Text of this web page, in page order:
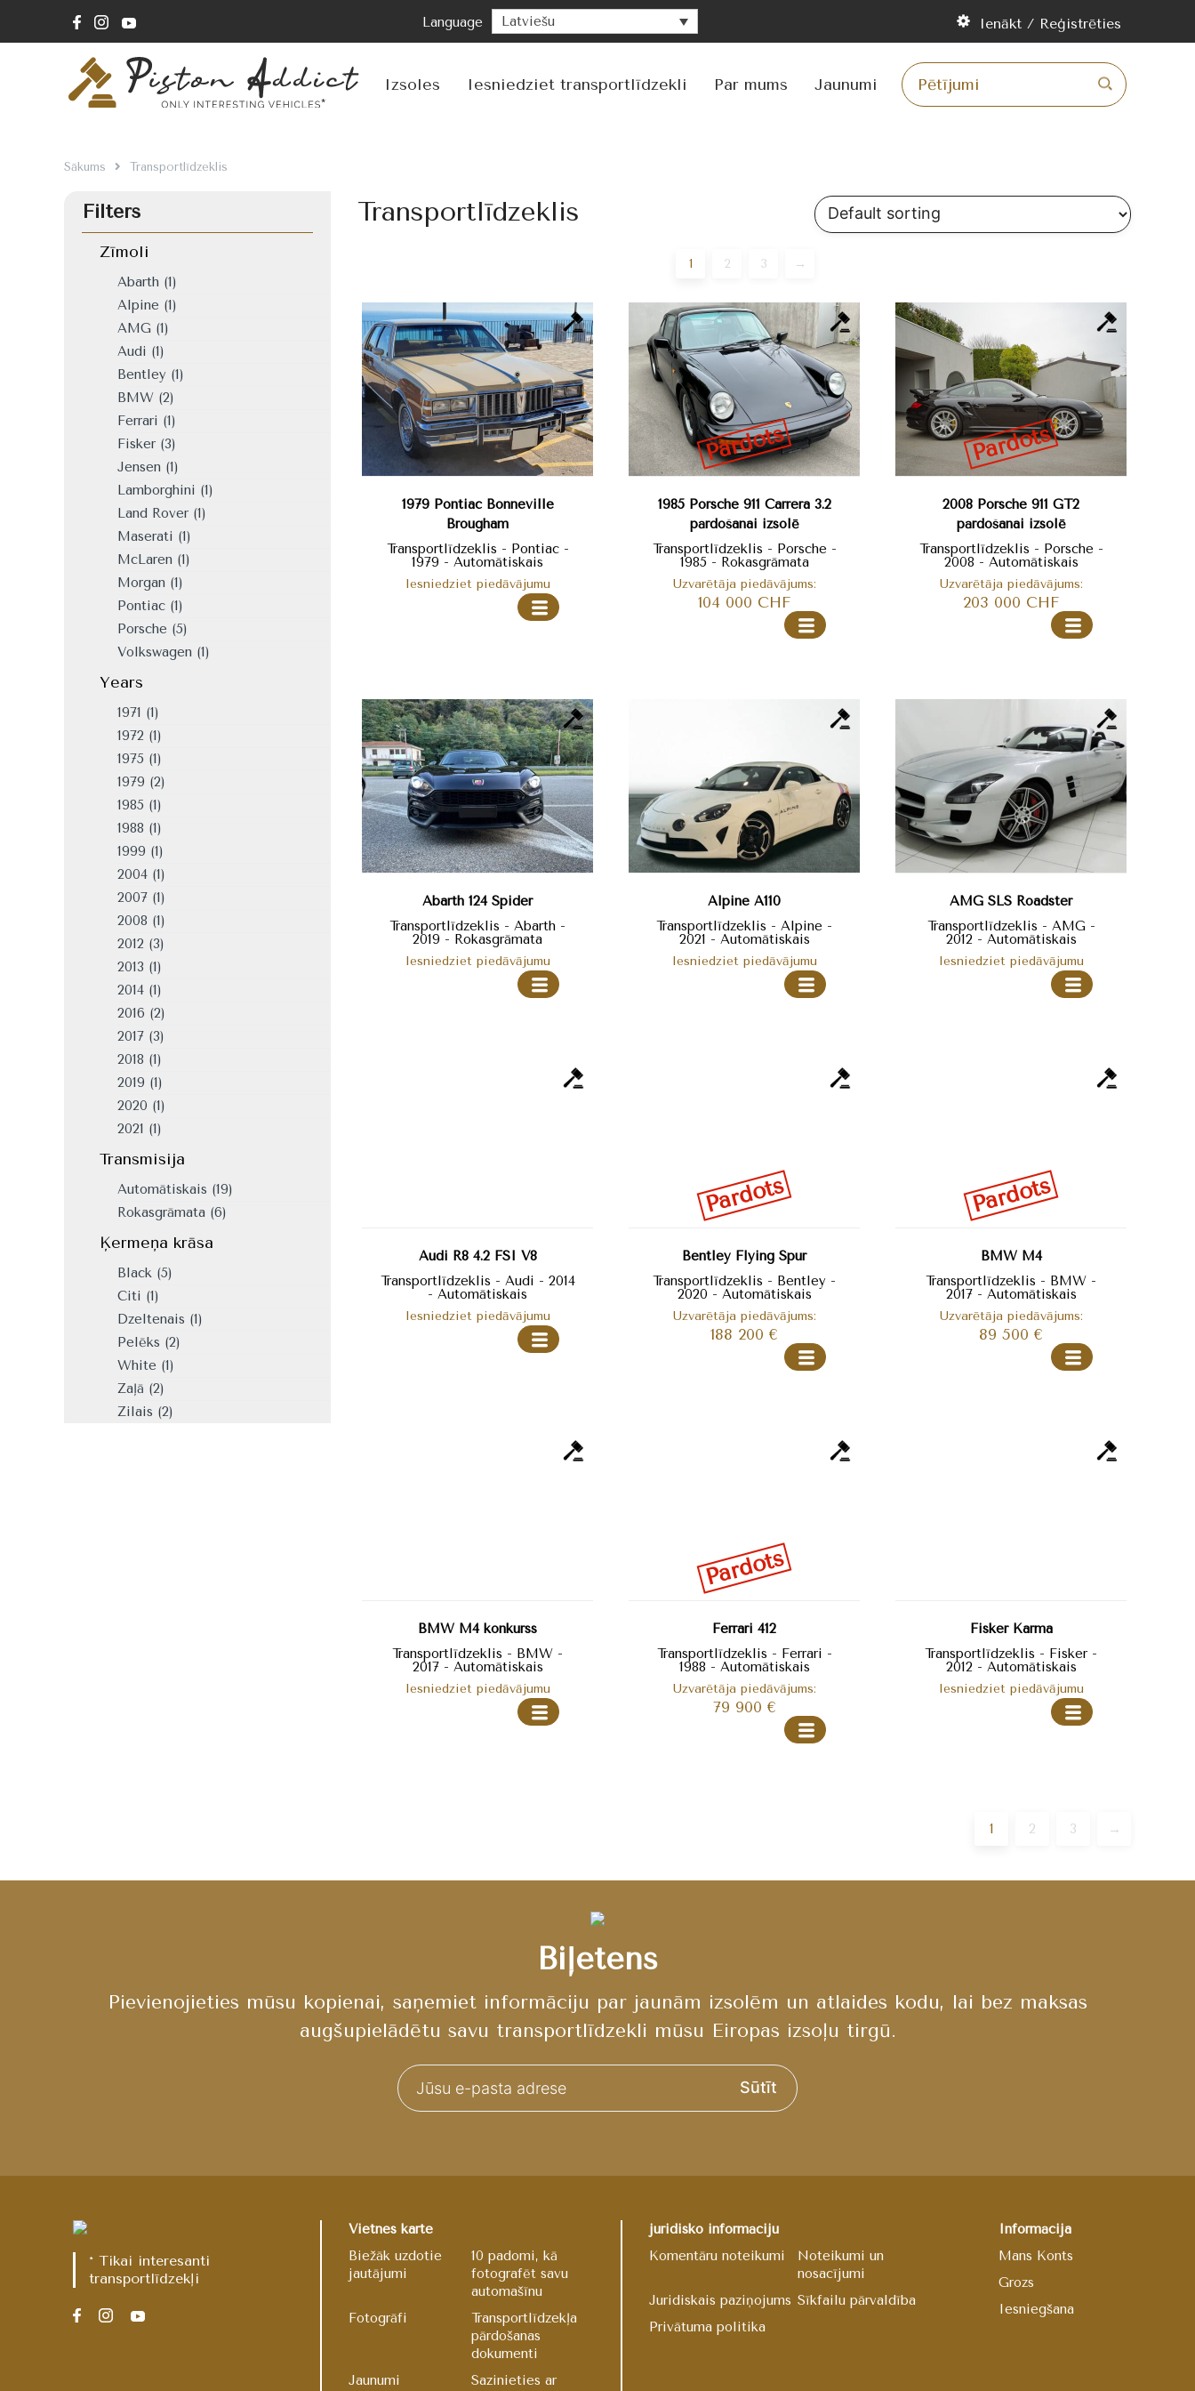
Language Latviešu
uz
Ienākt / Reģistrēties
Izsoles Iesniedziet transportlīdzekli Par mums Jaunumi
Sākums Transportlīdzeklis
Transportlīdzeklis
1 2 3 →
1979 Pontiac Bonneville
Brougham
Transportlīdzeklis - Pontiac -
1979 - Automātiskais
Iesniedziet piedāvājumu
Pārdots
1985 Porsche 911 Carrera 3.2
pārdošanai izsolē
Transportlīdzeklis - Porsche -
1985 - Rokasgrāmata
Uzvarētāja piedāvājums:
104 000 CHF
Pārdots
2008 Porsche 911 GT2
pārdošanai izsolē
Transportlīdzeklis - Porsche -
2008 - Automātiskais
Uzvarētāja piedāvājums:
203 000 CHF
Abarth 124 Spider
Transportlīdzeklis - Abarth -
2019 - Rokasgrāmata
Iesniedziet piedāvājumu
Alpine A110
Transportlīdzeklis - Alpine -
2021 - Automātiskais
Iesniedziet piedāvājumu
AMG SLS Roadster
Transportlīdzeklis - AMG -
2012 - Automātiskais
Iesniedziet piedāvājumu
Audi R8 4.2 FSI V8
Transportlīdzeklis - Audi - 2014
- Automātiskais
Iesniedziet piedāvājumu
Pārdots
Bentley Flying Spur
Transportlīdzeklis - Bentley -
2020 - Automātiskais
Uzvarētāja piedāvājums:
188 200 €
Pārdots
BMW M4
Transportlīdzeklis - BMW -
2017 - Automātiskais
Uzvarētāja piedāvājums:
89 500 €
BMW M4 konkurss
Transportlīdzeklis - BMW -
2017 - Automātiskais
Iesniedziet piedāvājumu
Pārdots
Ferrari 412
Transportlīdzeklis - Ferrari -
1988 - Automātiskais
Uzvarētāja piedāvājums:
79 900 €
Fisker Karma
Transportlīdzeklis - Fisker -
2012 - Automātiskais
Iesniedziet piedāvājumu
1 2 3 →
Filters
Zīmoli
Abarth (1)
Alpine (1)
AMG (1)
Audi (1)
Bentley (1)
BMW (2)
Ferrari (1)
Fisker (3)
Jensen (1)
Lamborghini (1)
Land Rover (1)
Maserati (1)
McLaren (1)
Morgan (1)
Pontiac (1)
Porsche (5)
Volkswagen (1)
Years
1971 (1)
1972 (1)
1975 (1)
1979 (2)
1985 (1)
1988 (1)
1999 (1)
2004 (1)
2007 (1)
2008 (1)
2012 (3)
2013 (1)
2014 (1)
2016 (2)
2017 (3)
2018 (1)
2019 (1)
2020 (1)
2021 (1)
Transmisija
Automātiskais (19)
Rokasgrāmata (6)
Ķermeņa krāsa
Black (5)
Citi (1)
Dzeltenais (1)
Pelēks (2)
White (1)
Zaļā (2)
Zilais (2)
Biļetens
Pievienojieties mūsu kopienai, saņemiet informāciju par jaunām izsolēm un atlaides kodu, lai bez maksas
augšupielādētu savu transportlīdzekli mūsu Eiropas izsoļu tirgū.
Sūtīt
* Tikai interesanti
transportlīdzekļi
Vietnes karte
Biežāk uzdotie
jautājumi
10 padomi, kā
fotografēt savu
automašīnu
Fotogrāfi
Transportlīdzekļa
pārdošanas
dokumenti
Jaunumi
Sazinieties ar
juridisko informāciju
Komentāru noteikumi
Noteikumi un
nosacījumi
Juridiskais paziņojums Sīkfailu pārvaldība
Privātuma politika
Informācija
Mans Konts
Grozs
Iesniegšana